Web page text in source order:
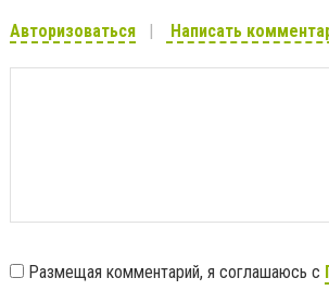
Авторизоваться Написать
Размещая комментарий, я соглашаюсь с